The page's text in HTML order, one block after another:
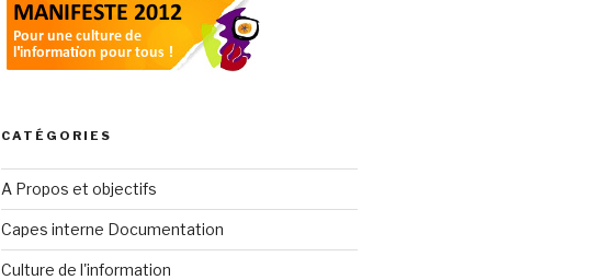
CATÉGORIES
A Propos et objectifs
Capes interne Documentation
Culture de l'information